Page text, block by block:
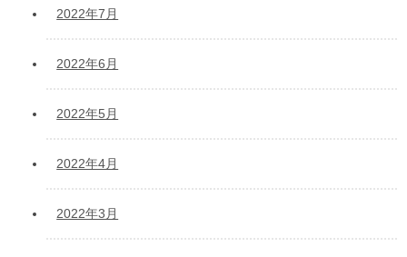
2022年7月
2022年6月
2022年5月
2022年4月
2022年3月